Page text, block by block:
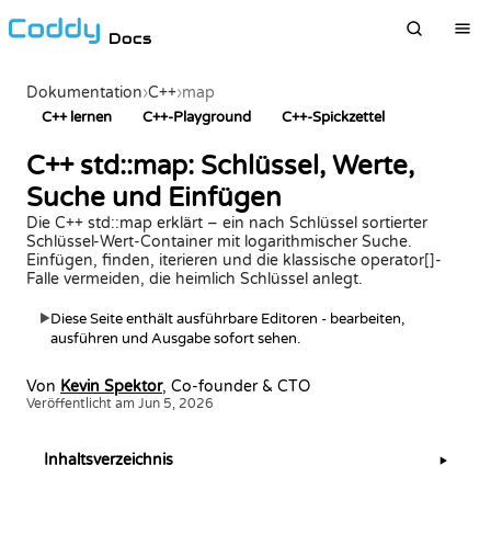
Docs
Dokumentation›C++›map
C++ lernen C++-Playground C++-Spickzettel
C++ std::map: Schlüssel, Werte,
Suche und Einfügen
Die C++ std::map erklärt – ein nach Schlüssel sortierter
Schlüssel-Wert-Container mit logarithmischer Suche.
Einfügen, finden, iterieren und die klassische operator[]-
Falle vermeiden, die heimlich Schlüssel anlegt.
▶Diese Seite enthält ausführbare Editoren - bearbeiten,
ausführen und Ausgabe sofort sehen.
Von Kevin Spektor, Co-founder & CTO
Veröffentlicht am Jun 5, 2026
Inhaltsverzeichnis ▶